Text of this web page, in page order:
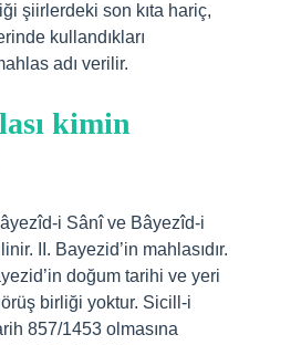
şiirlerdeki son kıta hariç,
kullandıkları
adı verilir.
kimin
i Sânî ve Bâyezîd-i
II. Bayezid’in mahlasıdır.
doğum tarihi ve yeri
birliği yoktur. Sicill-i
857/1453 olmasına